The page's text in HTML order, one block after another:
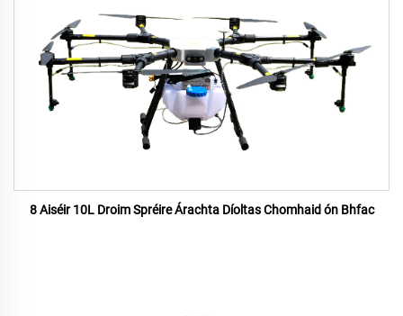
8 Aiséir 10L Droim Spréire Árachta Díoltas Chomhaid ón Bhfac